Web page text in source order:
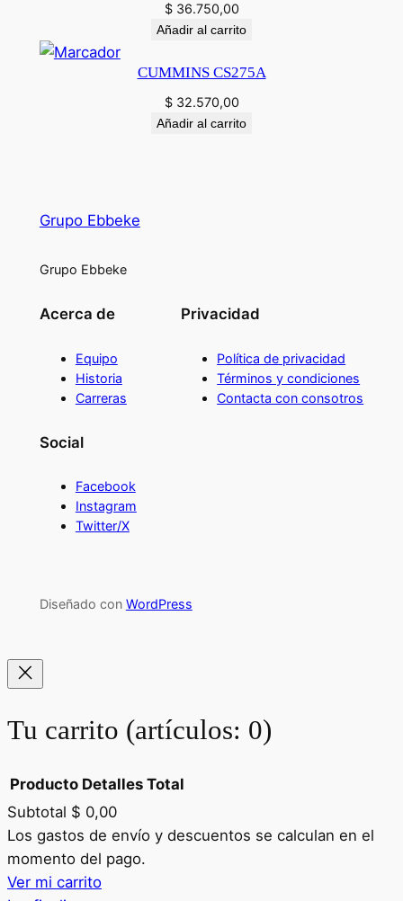
$36.750,00
Añadir al carrito
CUMMINS CS275A
$32.570,00
Añadir al carrito
Grupo Ebbeke
Grupo Ebbeke
Acerca de
Equipo
Historia
Carreras
Privacidad
Política de privacidad
Términos y condiciones
Contacta con consotros
Social
Facebook
Instagram
Twitter/X
Diseñado con WordPress
Tu carrito (artículos: 0)
Productos
del
Producto Detalles Total
Subtotal $ 0,00
Los gastos de envío y descuentos se calculan en el
momento del pago.
Ver mi carrito